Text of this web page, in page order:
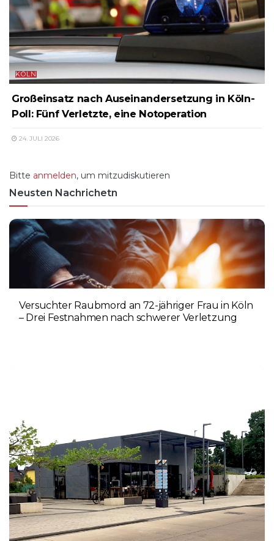
KÖLN
Großeinsatz nach Auseinandersetzung in Köln-
Poll: Fünf Verletzte, eine Notoperation
24. JULI 2026
Bitte anmelden, um mitzudiskutieren
Neusten Nachrichetn
Versuchter Raubmord an 72-jähriger Frau in Köln
– Drei Festnahmen nach schwerer Verletzung